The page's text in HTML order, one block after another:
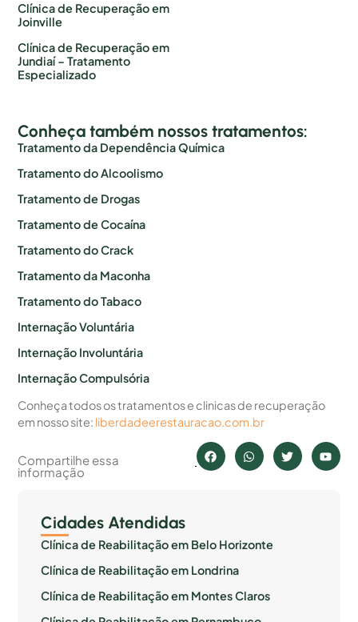
Clínica de Recuperação em
Joinville
Clínica de Recuperação em
Jundiaí – Tratamento
Especializado
Conheça também nossos tratamentos:
Tratamento da Dependência Química
Tratamento do Alcoolismo
Tratamento de Drogas
Tratamento de Cocaína
Tratamento do Crack
Tratamento da Maconha
Tratamento do Tabaco
Internação Voluntária
Internação Involuntária
Internação Compulsória
Conheça todos os tratamentos e clinicas de recuperação
em nosso site: liberdadeerestauracao.com.br
Compartilhe essa
informação
Cidades Atendidas
Clínica de Reabilitação em Belo Horizonte
Clínica de Reabilitação em Londrina
Clínica de Reabilitação em Montes Claros